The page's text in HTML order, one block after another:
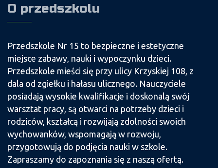
O przedszkolu
Przedszkole Nr 15 to bezpieczne i estetyczne
miejsce zabawy, nauki i wypoczynku dzieci.
Przedszkole mieści się przy ulicy Krzyskiej 108, z
dala od zgiełku i hałasu ulicznego. Nauczyciele
posiadają wysokie kwalifikacje i doskonalą swój
warsztat pracy, są otwarci na potrzeby dzieci i
rodziców, kształcą i rozwijają zdolności swoich
wychowanków, wspomagają w rozwoju,
przygotowują do podjęcia nauki w szkole.
Zapraszamy do zapoznania się z naszą ofertą.